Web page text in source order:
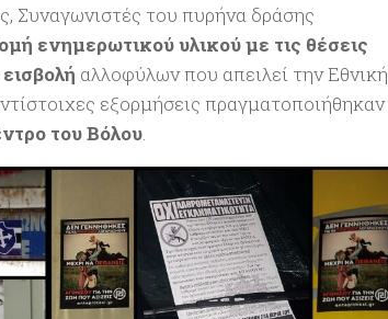
Συναγωνιστές του πυρήνα δράσης
ενημερωτικού υλικού με τις θέσεις
αλλοφύλων που απειλεί την Εθνική
εξορμήσεις πραγματοποιήθηκαν
του Βόλου.